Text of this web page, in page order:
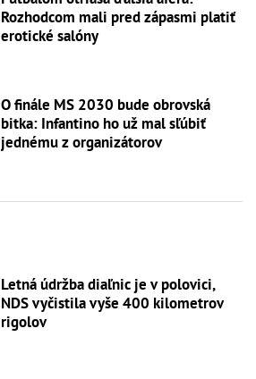
Rozhodcom mali pred zápasmi platiť
erotické salóny
O finále MS 2030 bude obrovská
bitka: Infantino ho už mal sľúbiť
jednému z organizátorov
Letná údržba diaľnic je v polovici,
NDS vyčistila vyše 400 kilometrov
rigolov